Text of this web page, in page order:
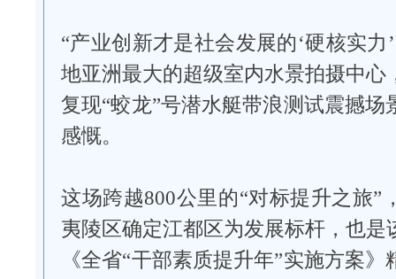
“产业创新才是社会发展的‘硬核实力
地亚洲最大的超级室内水景拍摄中心
复现“蛟龙”号潜水艇带浪测试震撼场
感慨。
这场跨越800公里的“对标提升之旅”
夷陵区确定江都区为发展标杆，也是
《全省“干部素质提升年”实施方案